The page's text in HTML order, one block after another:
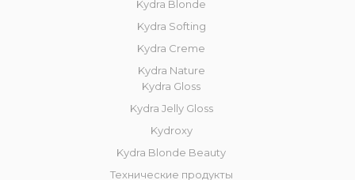
Kydra Blonde
Kydra Softing
Kydra Creme
Kydra Nature
Kydra Gloss
Kydra Jelly Gloss
Kydroxy
Kydra Blonde Beauty
Технические продукты